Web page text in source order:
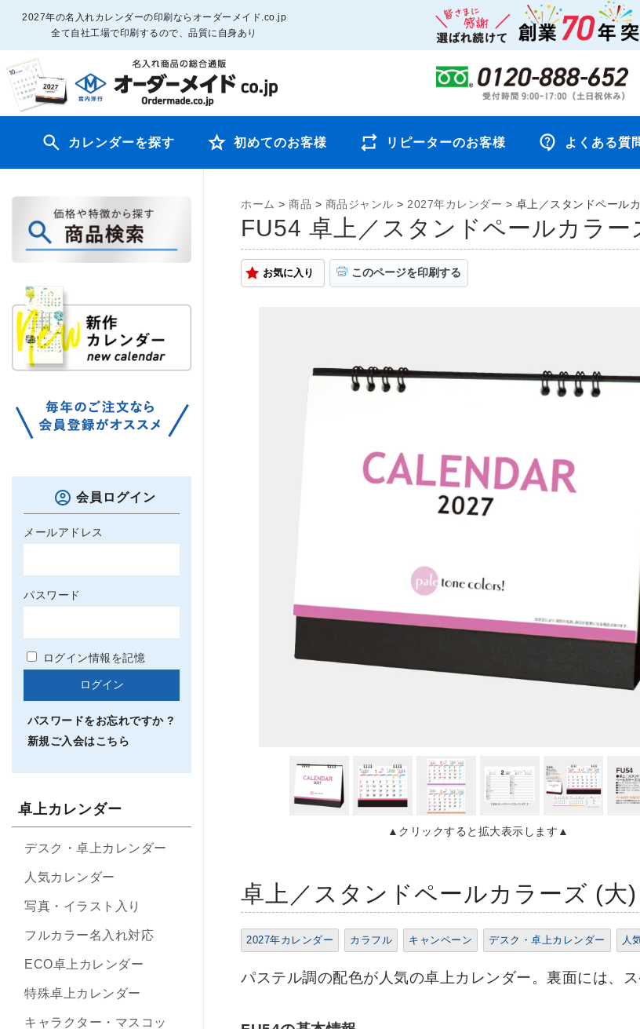
2027年の名入れカレンダーの印刷ならオーダーメイド.co.jp
全て自社工場で印刷するので、品質に自身あり
カレンダーを探す 初めてのお客様 リピーターのお客様 よくある質
ホーム > 商品 > 商品ジャンル > 2027年カレンダー > 卓上／スタンドペール
FU54 卓上／スタンドペールカラー
お気に入り このページを印刷する
▲クリックすると拡大表示します▲
卓上／スタンドペールカラーズ (大
2027年カレンダー カラフル キャンペーン デスク・卓上カレンダー 人
パステル調の配色が人気の卓上カレンダー。裏面には、
会員ログイン
メールアドレス
パスワード
ログイン情報を記憶
パスワードをお忘れですか ?
新規ご入会はこちら
卓上カレンダー
デスク・卓上カレンダー
人気カレンダー
写真・イラスト入り
フルカラー名入れ対応
ECO卓上カレンダー
特殊卓上カレンダー
キャラクター・マスコッ